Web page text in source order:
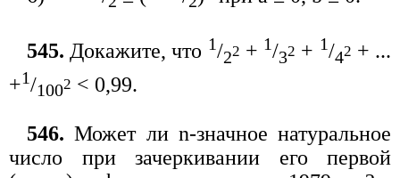
545. Докажите, что 1/22 + 1/32 + 1/42 + ...
+1/1002 < 0,99.
546. Может ли n-значное натуральное
число при зачеркивании его первой